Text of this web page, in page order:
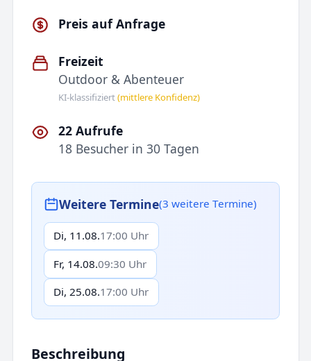
Preis auf Anfrage
Freizeit
Outdoor & Abenteuer
KI-klassifiziert(mittlere Konfidenz)
22 Aufrufe
18 Besucher in 30 Tagen
Weitere Termine(3 weitere Termine)
Di, 11.08.17:00 Uhr
Fr, 14.08.09:30 Uhr
Di, 25.08.17:00 Uhr
Beschreibung